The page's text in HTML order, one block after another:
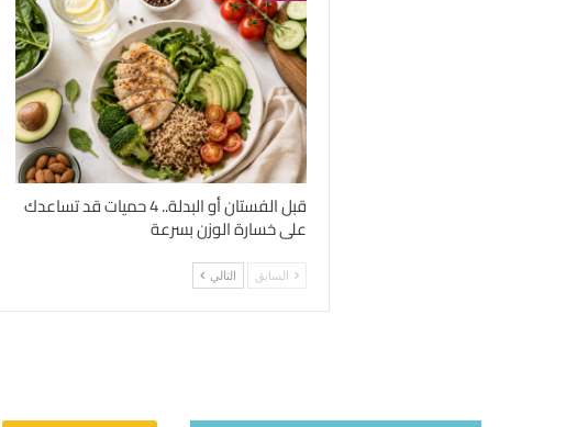
قبل الفستان أو البدلة.. 4 حميات قد تساعدك
على خسارة الوزن بسرعة
السابق التالي